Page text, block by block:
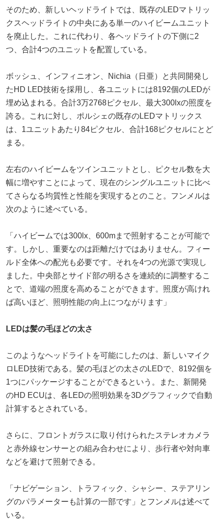
そのため、新しいヘッドライトでは、既存のLEDマトリッ
クスヘッドライトの中央にある単一のハイビームユニット
を廃止した。これに代わり、各ヘッドライトの下側に2
つ、合計4つのユニットを配置している。
ボッシュ、インフィニオン、Nichia（日亜）と共同開発し
たHD LED技術を採用し、各ユニットには8192個のLEDが
埋め込まれる。合計3万2768ピクセル、最大300lxの照度を
誇る。これに対し、ポルシェの既存のLEDマトリックス
は、1ユニットあたり84ピクセル、合計168ピクセルにとど
まる。
左右のハイビームをツインユニットとし、ピクセル数を大
幅に増やすことによって、現在のシングルユニットに比べ
てさらなる均質性と性能を実現するとのこと。フンメルは
次のように述べている。
「ハイビームでは300lx、600mまで照射することが可能で
す。しかし、重要なのは距離だけではありません。フィー
ルド全体への配光も必要です。それを4つの光源で実現し
ました。中央部とサイド部の明るさを連続的に調整するこ
とで、道端の照度を高めることができます。照度が高けれ
ば高いほど、照明性能の向上につながります」
LEDは髪の毛ほどの太さ
このようなヘッドライトを可能にしたのは、新しいマイク
ロLED技術である。髪の毛ほどの太さのLEDで、8192個を
1つにパッケージすることができるという。また、新開発
のHD ECUは、各LEDの照明効果を3Dグラフィックで自動
計算するとされている。
さらに、フロントガラスに取り付けられたステレオカメラ
と赤外線センサーとの組み合わせにより、歩行者や対向車
などを避けて照射できる。
「ナビゲーション、トラフィック、シャシー、ステアリン
グのパラメーターも計算の一部です」とフンメルは述べて
いる。